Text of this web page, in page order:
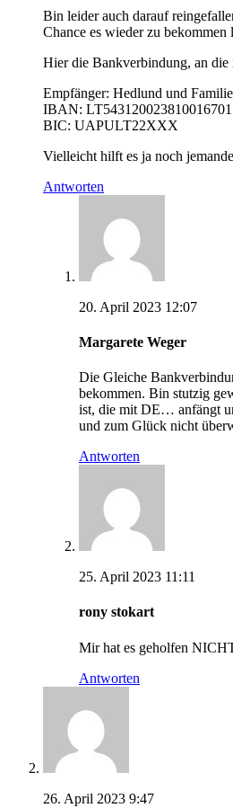
Bin leider auch darauf
Chance es wieder zu
Hier die Bankverbindung, an
Empfänger: Hedlund und
IBAN: LT543120023810016701
BIC: UAPULT22XXX
Vielleicht hilft es ja noch
Antworten
20. April 2023 12:07
Margarete Weger
Die Gleiche
bekommen. Bin stutzig
ist, die mit DE… anfängt
und zum Glück nicht
Antworten
25. April 2023 11:11
rony stokart
Mir hat es geholfen
Antworten
26. April 2023 9:47